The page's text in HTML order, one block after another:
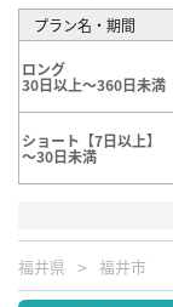
プラン名・期間
ロング
30日以上～360日未満
ショート【7日以上】
～30日未満
福井県 福井市